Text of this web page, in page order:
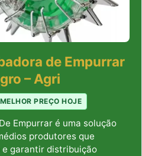
de Empurrar
– Agri
PREÇO HOJE
Empurrar é uma solução
produtores que
e garantir distribuição